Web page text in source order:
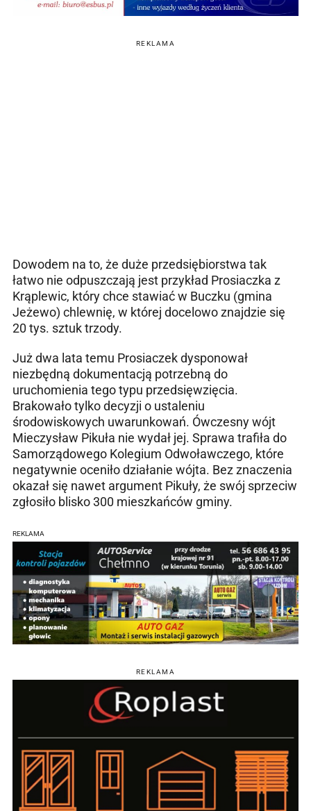
REKLAMA
Dowodem na to, że duże przedsiębiorstwa tak
łatwo nie odpuszczają jest przykład Prosiaczka z
Krąplewic, który chce stawiać w Buczku (gmina
Jeżewo) chlewnię, w której docelowo znajdzie się
20 tys. sztuk trzody.
Już dwa lata temu Prosiaczek dysponował
niezbędną dokumentacją potrzebną do
uruchomienia tego typu przedsięwzięcia.
Brakowało tylko decyzji o ustaleniu
środowiskowych uwarunkowań. Ówczesny wójt
Mieczysław Pikuła nie wydał jej. Sprawa trafiła do
Samorządowego Kolegium Odwoławczego, które
negatywnie oceniło działanie wójta. Bez znaczenia
okazał się nawet argument Pikuły, że swój sprzeciw
zgłosiło blisko 300 mieszkańców gminy.
REKLAMA
REKLAMA